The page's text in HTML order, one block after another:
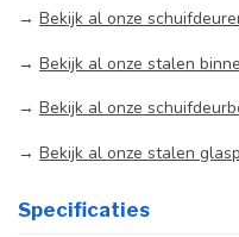
→ Bekijk al onze
→ Bekijk al onze stalen
→ Bekijk al onze
→ Bekijk al onze stalen
Specificaties